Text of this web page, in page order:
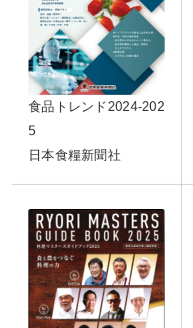
食品トレンド2024-202
5
日本食糧新聞社